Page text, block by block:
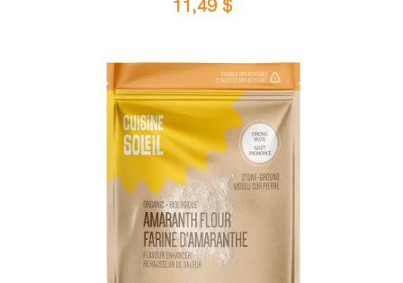
11,49 $
AJOUTER AU PANIER /